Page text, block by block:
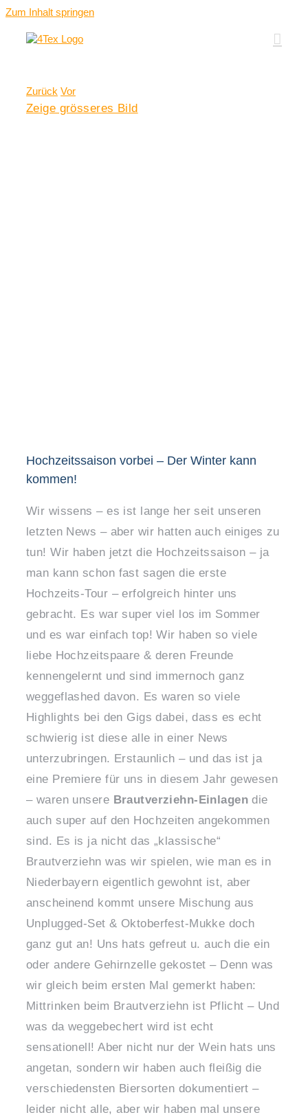
Zum Inhalt springen
Zurück Vor
Zeige grösseres Bild
Hochzeitssaison vorbei – Der Winter kann
kommen!
Wir wissens – es ist lange her seit unseren
letzten News – aber wir hatten auch einiges zu
tun! Wir haben jetzt die Hochzeitssaison – ja
man kann schon fast sagen die erste
Hochzeits-Tour – erfolgreich hinter uns
gebracht. Es war super viel los im Sommer
und es war einfach top! Wir haben so viele
liebe Hochzeitspaare & deren Freunde
kennengelernt und sind immernoch ganz
weggeflashed davon. Es waren so viele
Highlights bei den Gigs dabei, dass es echt
schwierig ist diese alle in einer News
unterzubringen. Erstaunlich – und das ist ja
eine Premiere für uns in diesem Jahr gewesen
– waren unsere Brautverziehn-Einlagen die
auch super auf den Hochzeiten angekommen
sind. Es is ja nicht das „klassische“
Brautverziehn was wir spielen, wie man es in
Niederbayern eigentlich gewohnt ist, aber
anscheinend kommt unsere Mischung aus
Unplugged-Set & Oktoberfest-Mukke doch
ganz gut an! Uns hats gefreut u. auch die ein
oder andere Gehirnzelle gekostet – Denn was
wir gleich beim ersten Mal gemerkt haben:
Mittrinken beim Brautverziehn ist Pflicht – Und
was da weggebechert wird ist echt
sensationell! Aber nicht nur der Wein hats uns
angetan, sondern wir haben auch fleißig die
verschiedensten Biersorten dokumentiert –
leider nicht alle, aber wir haben mal unsere